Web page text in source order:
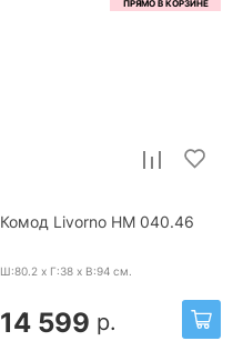
Комод Livorno НМ 040.46
Ш:80.2 x Г:38 x В:94 см.
14 599 р.